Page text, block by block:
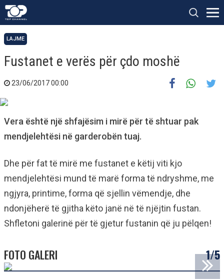
LAJME
Fustanet e verës për çdo moshë
23/06/2017 00:00
Vera është një shfajësim i mirë për të shtuar pak
mendjelehtësi në garderobën tuaj.
Dhe për fat të mirë me fustanet e këtij viti kjo
mendjelehtësi mund të marë forma të ndryshme, me
ngjyra, printime, forma që sjellin vëmendje, dhe
ndonjëherë të gjitha këto janë në të njëjtin fustan.
Shfletoni galerinë për të gjetur fustanin që ju pëlqen!
FOTO GALERI 1/5